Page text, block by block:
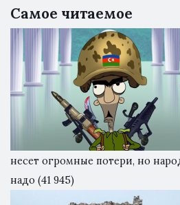
Самое читаемое
несет огромные потери, но
надо (41 945)